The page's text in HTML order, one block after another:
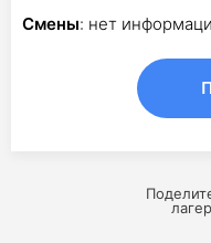
Смены: нет